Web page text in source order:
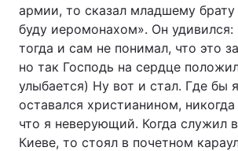
армии, то сказал младшему брату
буду иеромонахом». Он удивился:
тогда и сам не понимал, что это
но так Господь на сердце
улыбается) Ну вот и стал. Где бы
оставался христианином,
что я неверующий. Когда служил
Киеве, то стоял в почетном